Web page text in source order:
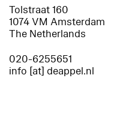
Tolstraat 160
1074 VM Amsterdam
The Netherlands
020-6255651
info [at] deappel.nl